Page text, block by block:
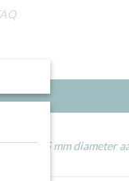
2 x 125 mm diameter